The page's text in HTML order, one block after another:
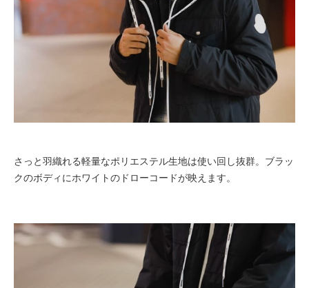
さっと羽織れる軽量なポリエステル生地は使い回し抜群。ブラッ
クのボディにホワイトのドローコードが映えます。